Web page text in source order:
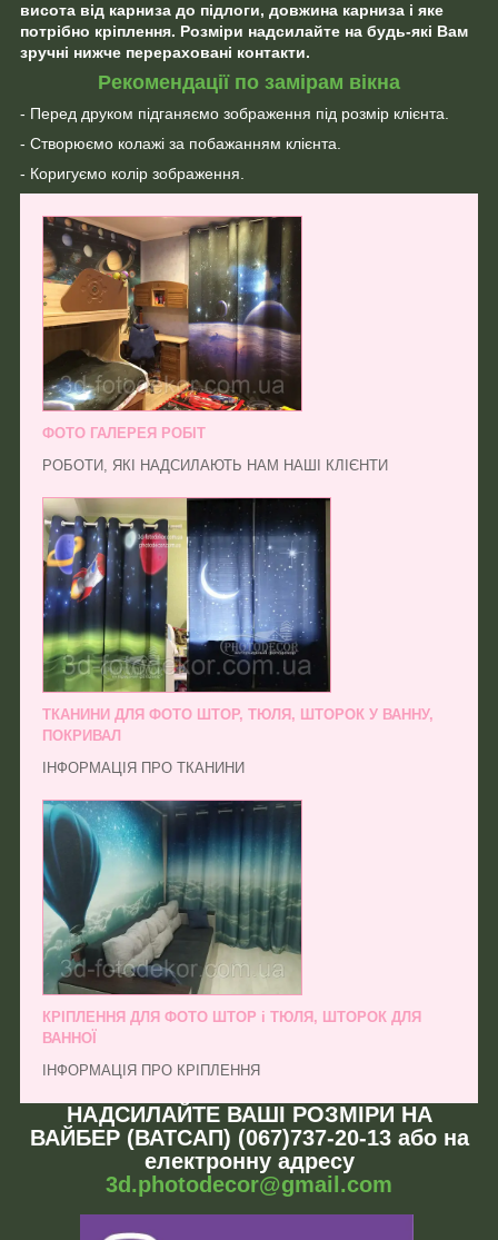
висота від карниза до підлоги, довжина карниза і яке
потрібно кріплення. Розміри надсилайте на будь-які Вам
зручні нижче перераховані контакти.
Рекомендації по замірам вікна
- Перед друком підганяємо зображення під розмір клієнта.
- Створюємо колажі за побажанням клієнта.
- Коригуємо колір зображення.
ФОТО ГАЛЕРЕЯ РОБІТ
РОБОТИ, ЯКІ НАДСИЛАЮТЬ НАМ НАШІ КЛІЄНТИ
ТКАНИНИ ДЛЯ ФОТО ШТОР, ТЮЛЯ, ШТОРОК У ВАННУ,
ПОКРИВАЛ
ІНФОРМАЦІЯ ПРО ТКАНИНИ
КРІПЛЕННЯ ДЛЯ ФОТО ШТОР і ТЮЛЯ, ШТОРОК ДЛЯ
ВАННОЇ
ІНФОРМАЦІЯ ПРО КРІПЛЕННЯ
НАДСИЛАЙТЕ ВАШІ РОЗМІРИ НА
ВАЙБЕР (ВАТСАП) (067)737-20-13 або на
електронну адресу
3d.photodecor@gmail.com